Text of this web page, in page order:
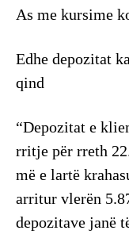
As me kursime
Edhe depozitat
qind
“Depozitat e
rritje për rreth
më e lartë
arritur vlerën
depozitave janë